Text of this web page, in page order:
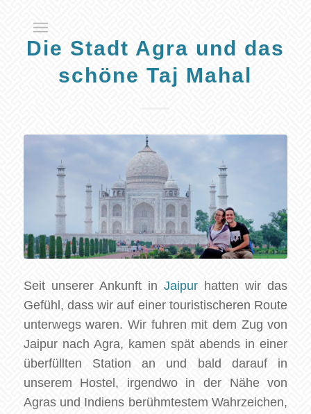
Die Stadt Agra und das
schöne Taj Mahal
Seit unserer Ankunft inJaipur hatten wir das
Gefühl, dass wir auf einer touristischeren Route
unterwegs waren. Wir fuhren mit dem Zug von
Jaipur nach Agra, kamen spät abends in einer
überfüllten Station an und bald darauf in
unserem Hostel, irgendwo in der Nähe von
Agras und Indiens berühmtestem Wahrzeichen,